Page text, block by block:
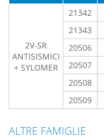
2V-SR
ANTISISMICI
+ SYLOMER
21342
21343
20506
20507
20508
20509
ALTRE FAMIGLIE